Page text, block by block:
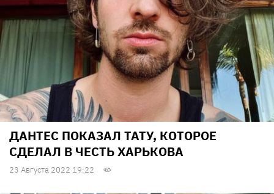
ДАНТЕС ПОКАЗАЛ ТАТУ, КОТОРОЕ
СДЕЛАЛ В ЧЕСТЬ ХАРЬКОВА
23 Августа 2022 19:22